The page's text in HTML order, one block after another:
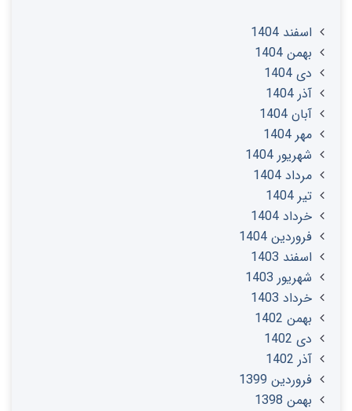
اسفند 1404
بهمن 1404
دی 1404
آذر 1404
آبان 1404
مهر 1404
شهریور 1404
مرداد 1404
تير 1404
خرداد 1404
فروردین 1404
اسفند 1403
شهریور 1403
خرداد 1403
بهمن 1402
دی 1402
آذر 1402
فروردین 1399
بهمن 1398